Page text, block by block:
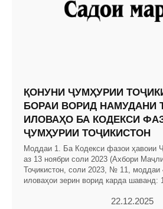
ҚОНУНИ ҶУМҲУРИИ
БОРАИ ВОРИД НАМУДАНИ
ИЛОВАҲО БА КОДЕКСИ
ҶУМҲУРИИ ТОҶИКИСТОН
Моддаи 1. Ба Кодекси фазои ҳавоии
аз 13 ноябри соли 2023 (Ахбори
Тоҷикистон, соли 2023, № 11, моддаи
иловаҳои зерин ворид карда шаванд:
22.12.2025